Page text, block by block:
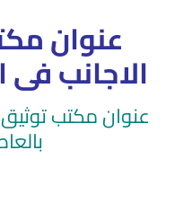
عنوان
الاجانب فى
عنوان مكتب